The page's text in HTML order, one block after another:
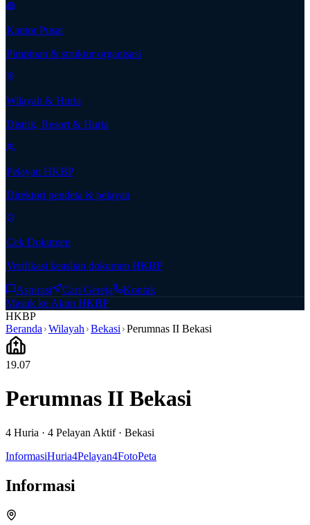
Kantor Pusat
Pimpinan & struktur organisasi
Wilayah & Huria
Distrik, Resort & Huria
Pelayan HKBP
Direktori pendeta & pelayan
Cek Dokumen
Verifikasi keaslian dokumen HKBP
Aspirasi Cari Gereja
Kontak
Masuk ke Akun HKBP
HKBP
Beranda Wilayah Bekasi Perumnas II Bekasi
19.07
Perumnas II Bekasi
4 Huria · 4 Pelayan Aktif· Bekasi
InformasiHuria4Pelayan4FotoPeta
Informasi